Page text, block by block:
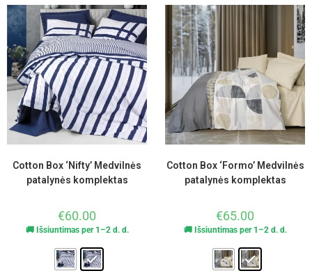
Cotton Box ‘Nifty’ Medvilnės
patalynės komplektas
€60.00
🚚 Išsiuntimas per 1–2 d. d.
Cotton Box ‘Formo’ Medvilnės
patalynės komplektas
€65.00
🚚 Išsiuntimas per 1–2 d. d.